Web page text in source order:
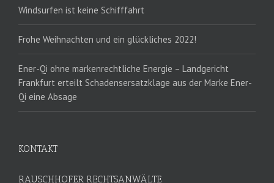
Windsurfen ist keine Schifffahrt
Frohe Weihnachten und ein glückliches 2022!
Ener-Qi ohne markenrechtliche Energie – Landgericht
Frankfurt erteilt Schadensersatzklage aus der Marke Ener-
Qi eine Absage
KONTAKT
RAUSCHHOFER RECHTSANWÄLTE